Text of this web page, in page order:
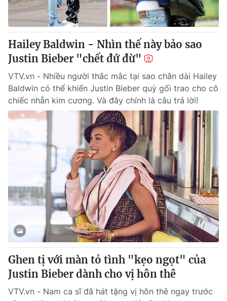
Hailey Baldwin - Nhìn thế này bảo sao
Justin Bieber "chết đứ đừ"
VTV.vn - Nhiều người thắc mắc tại sao chân dài Hailey
Baldwin có thể khiến Justin Bieber quỳ gối trao cho cô
chiếc nhẫn kim cương. Và đây chính là câu trả lời!
Ghen tị với màn tỏ tình "kẹo ngọt" của
Justin Bieber dành cho vị hôn thê
VTV.vn - Nam ca sĩ đã hát tặng vị hôn thê ngay trước